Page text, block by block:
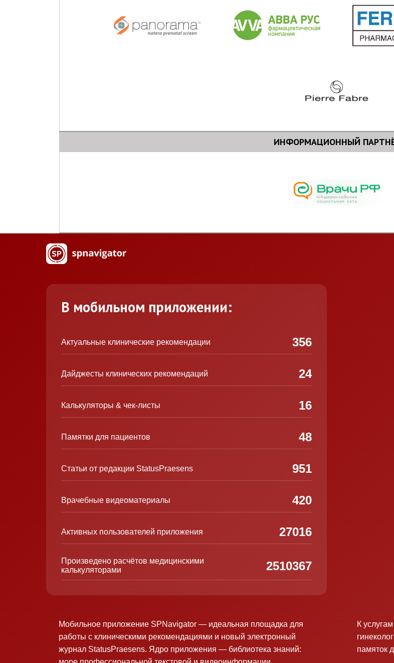
ИНФОРМАЦИОННЫЙ
В мобильном приложении:
Актуальные клинические рекомендации 356
Дайджесты клинических рекомендаций 24
Калькуляторы & чек-листы 16
Памятки для пациентов 48
Статьи от редакции StatusPraesens 951
Врачебные видеоматериалы 420
Активных пользователей приложения 27016
Произведено расчётов медицинскими
калькуляторами
2510367
Мобильное приложение SPNavigator — идеальная площадка для
работы с клиническими рекомендациями и новый электронный
журнал StatusPraesens. Ядро приложения — библиотека знаний:
К
памяток